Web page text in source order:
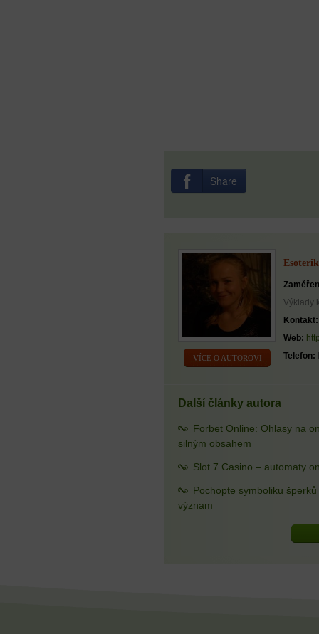
Share
VÍCE O AUTOROVI
Výklady
Kontakt:
Web:
Telefon:
Další články autora
Forbet Online: Ohlasy na
silným obsahem
Slot 7 Casino – automaty
Pochopte symboliku
význam